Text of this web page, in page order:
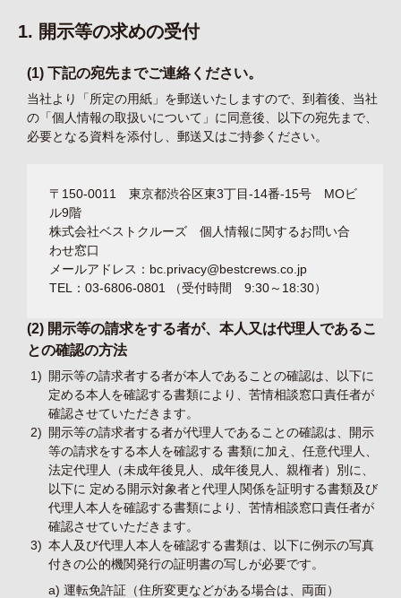
1. 開示等の求めの受付
(1) 下記の宛先までご連絡ください。
当社より「所定の用紙」を郵送いたしますので、到着後、当社
の「個人情報の取扱いについて」に同意後、以下の宛先まで、
必要となる資料を添付し、郵送又はご持参ください。
〒150-0011 東京都渋谷区東3丁目-14番-15号 MOビ
ル9階
株式会社ベストクルーズ 個人情報に関するお問い合
わせ窓口
メールアドレス：bc.privacy@bestcrews.co.jp
TEL：03-6806-0801 （受付時間 9:30～18:30）
(2) 開示等の請求をする者が、本人又は代理人であるこ
との確認の方法
1)
開示等の請求者する者が本人であることの確認は、以下に
定める本人を確認する書類により、苦情相談窓口責任者が
確認させていただきます。
2)
開示等の請求者する者が代理人であることの確認は、開示
等の請求をする本人を確認する 書類に加え、任意代理人、
法定代理人（未成年後見人、成年後見人、親権者）別に、
以下に 定める開示対象者と代理人関係を証明する書類及び
代理人本人を確認する書類により、苦情相談窓口責任者が
確認させていただきます。
3) 本人及び代理人本人を確認する書類は、以下に例示の写真
付きの公的機関発行の証明書の写しが必要です。
a) 運転免許証（住所変更などがある場合は、両面）